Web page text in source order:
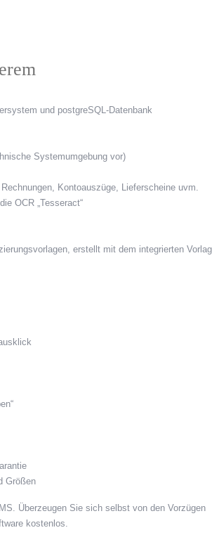
und postgreSQL-Datenbank
Systemumgebung vor)
Kontoauszüge, Lieferscheine uvm.
OCR „Tesseract“
erstellt mit dem integrierten
Größen
Überzeugen Sie sich selbst von den Vorzügen
kostenlos.